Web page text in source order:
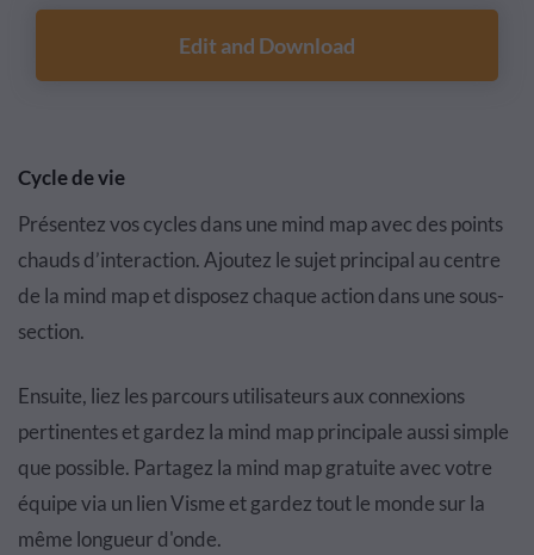
Edit and Download
Cycle de vie
Présentez vos cycles dans une mind map avec des points
chauds d’interaction. Ajoutez le sujet principal au centre
de la mind map et disposez chaque action dans une sous-
section.
Ensuite, liez les parcours utilisateurs aux connexions
pertinentes et gardez la mind map principale aussi simple
que possible. Partagez la mind map gratuite avec votre
équipe via un lien Visme et gardez tout le monde sur la
même longueur d'onde.